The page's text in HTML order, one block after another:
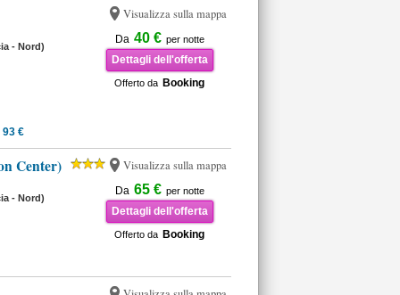
Visualizza sulla mappa
Da 40 € per notte
Dettagli dell'offerta
Offerto da Booking
- Nord)
93 €
Center) Visualizza sulla mappa
Da 65 € per notte
Dettagli dell'offerta
Offerto da Booking
- Nord)